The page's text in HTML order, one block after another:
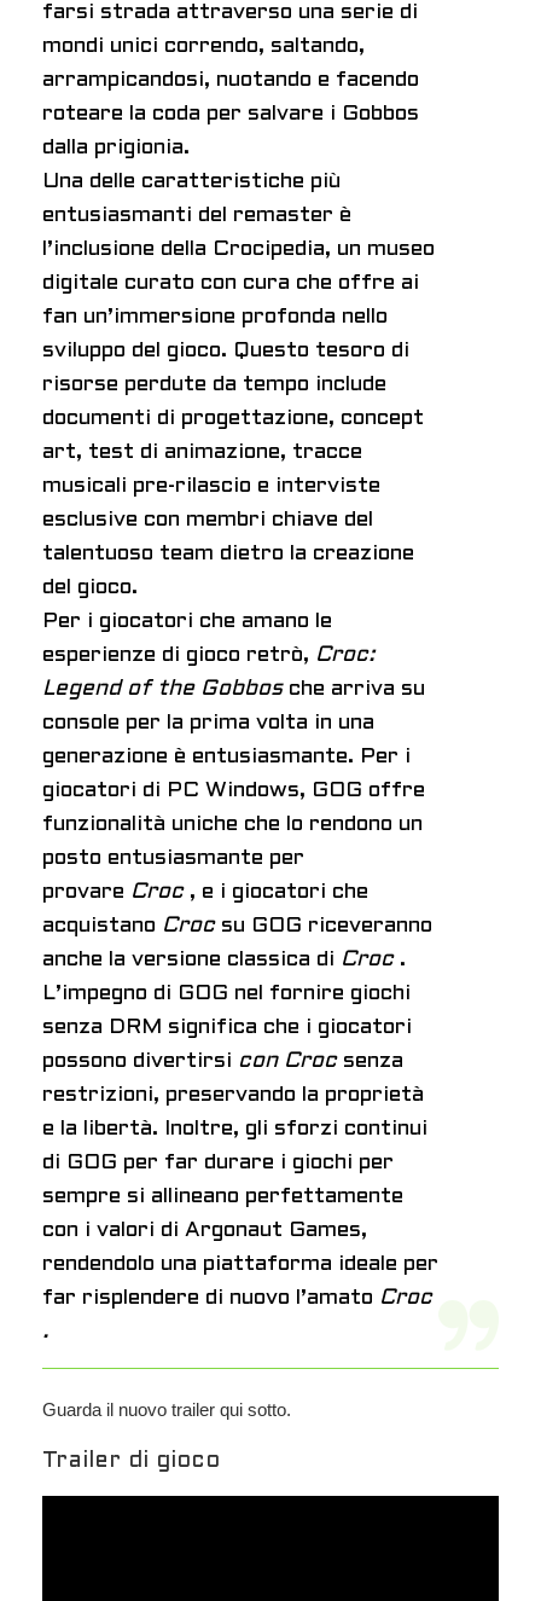
farsi strada attraverso una serie di
mondi unici correndo, saltando,
arrampicandosi, nuotando e facendo
roteare la coda per salvare i Gobbos
dalla prigionia.
Una delle caratteristiche più
entusiasmanti del remaster è
l’inclusione della Crocipedia, un museo
digitale curato con cura che offre ai
fan un’immersione profonda nello
sviluppo del gioco. Questo tesoro di
risorse perdute da tempo include
documenti di progettazione, concept
art, test di animazione, tracce
musicali pre-rilascio e interviste
esclusive con membri chiave del
talentuoso team dietro la creazione
del gioco.
Per i giocatori che amano le
esperienze di gioco retrò, Croc:
Legend of the Gobbosche arriva su
console per la prima volta in una
generazione è entusiasmante. Per i
giocatori di PC Windows, GOG offre
funzionalità uniche che lo rendono un
posto entusiasmante per
provare Croc, e i giocatori che
acquistano Crocsu GOG riceveranno
anche la versione classica di Croc.
L’impegno di GOG nel fornire giochi
senza DRM significa che i giocatori
possono divertirsi con Crocsenza
restrizioni, preservando la proprietà
e la libertà. Inoltre, gli sforzi continui
di GOG per far durare i giochi per
sempre si allineano perfettamente
con i valori di Argonaut Games,
rendendolo una piattaforma ideale per
far risplendere di nuovo l’amato Croc
.
Guarda il nuovo trailer qui sotto.
Trailer di gioco